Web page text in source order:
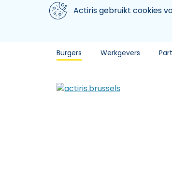
Aller au contenu principal
We gebruiken cookiesActiris gebruikt cookies
Burgers Werkgevers